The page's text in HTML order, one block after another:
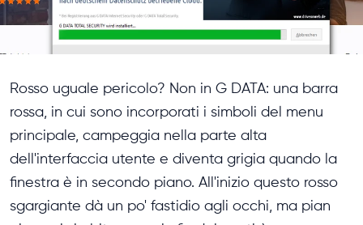
Rosso uguale pericolo? Non in G DATA: una barra
rossa, in cui sono incorporati i simboli del menu
principale, campeggia nella parte alta
dell'interfaccia utente e diventa grigia quando la
finestra è in secondo piano. All'inizio questo rosso
sgargiante dà un po' fastidio agli occhi, ma pian